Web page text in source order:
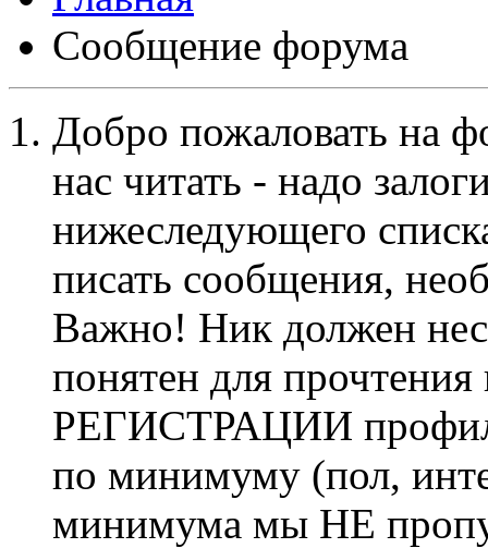
Сообщение форума
Добро пожаловать на
нас читать - надо
нижеследующего
писать сообщения,
Важно! Ник должен
понятен для
РЕГИСТРАЦИИ профиль
по минимуму (пол,
минимума мы НЕ